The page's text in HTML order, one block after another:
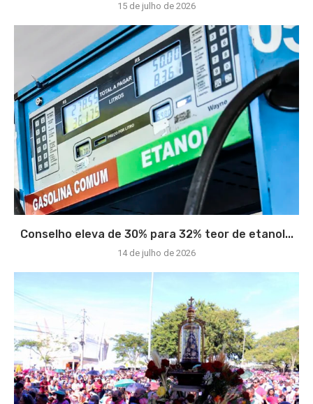
15 de julho de 2026
Conselho eleva de 30% para 32% teor de etanol...
14 de julho de 2026